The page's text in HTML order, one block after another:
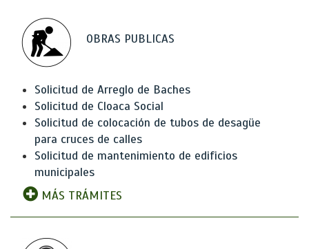
OBRAS PUBLICAS
Solicitud de Arreglo de Baches
Solicitud de Cloaca Social
Solicitud de colocación de tubos de desagüe
para cruces de calles
Solicitud de mantenimiento de edificios
municipales
MÁS TRÁMITES